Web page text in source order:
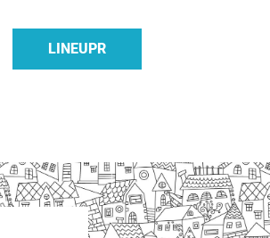
LINEUPR